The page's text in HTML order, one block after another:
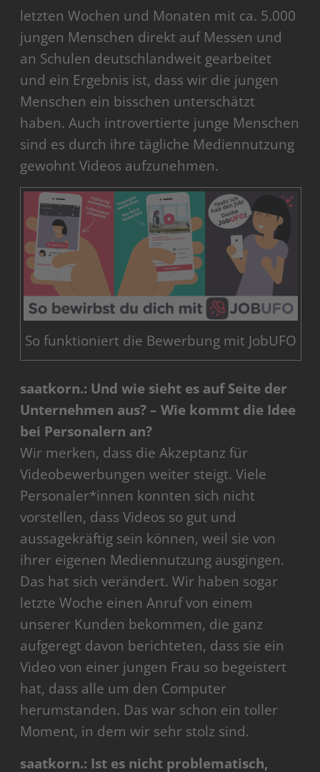
letzten Wochen und Monaten mit ca. 5.000
jungen Menschen direkt auf Messen und
an Schulen deutschlandweit gearbeitet
und ein Ergebnis ist, dass wir die jungen
Menschen ein bisschen unterschätzt
haben. Auch introvertierte junge Menschen
sind es durch ihre tägliche Mediennutzung
gewohnt Videos aufzunehmen.
So funktioniert die Bewerbung mit JobUFO
saatkorn.: Und wie sieht es auf Seite der
Unternehmen aus? – Wie kommt die Idee
bei Personalern an?
Wir merken, dass die Akzeptanz für
Videobewerbungen weiter steigt. Viele
Personaler*innen konnten sich nicht
vorstellen, dass Videos so gut und
aussagekräftig sein können, weil sie von
ihrer eigenen Mediennutzung ausgingen.
Das hat sich verändert. Wir haben sogar
letzte Woche einen Anruf von einem
unserer Kunden bekommen, die ganz
aufgeregt davon berichteten, dass sie ein
Video von einer jungen Frau so begeistert
hat, dass alle um den Computer
herumstanden. Das war schon ein toller
Moment, in dem wir sehr stolz sind.
saatkorn.: Ist es nicht problematisch,